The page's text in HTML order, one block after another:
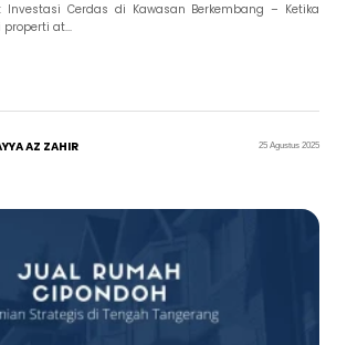
Investasi Cerdas di Kawasan Berkembang – Ketika
at...
AZ ZAHIR 25 Agustus 2025